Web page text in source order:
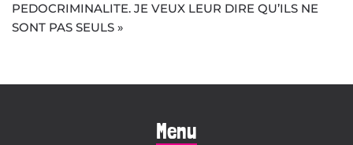
PEDOCRIMINALITE. JE VEUX LEUR DIRE QU’ILS NE
SONT PAS SEULS »
Menu